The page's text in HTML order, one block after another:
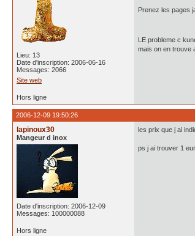
Lieu: 13
Date d'inscription: 2006-06-16
Messages: 2066
Site web
Prenez les pages
LE probleme c
mais on en trouve
Hors ligne
2006-12-09 19:50:26
lapinoux30
Mangeur d inox
Date d'inscription: 2006-12-09
Messages: 100000088
les prix que j ai
ps j ai trouver 1
Hors ligne